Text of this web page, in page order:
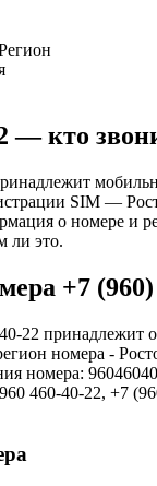
— кто
SIM —
о номере и
ли это.
+7 (960)
22 принадлежит
номера -
номера:
460-40-22, +7